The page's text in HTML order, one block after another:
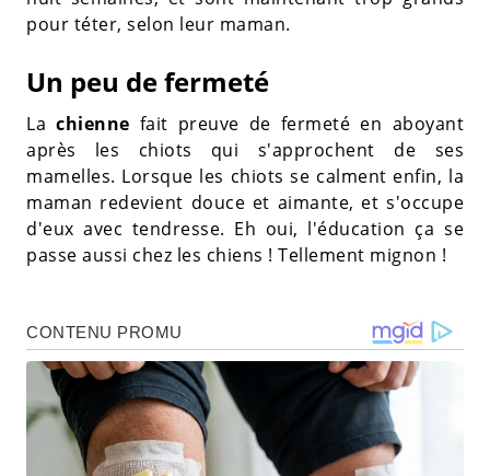
pour téter, selon leur maman.
Un peu de fermeté
Lachienne fait preuve de fermeté en aboyant
après les chiots qui s'approchent de ses
mamelles. Lorsque les chiots se calment enfin, la
maman redevient douce et aimante, et s'occupe
d'eux avec tendresse. Eh oui, l'éducation ça se
passe aussi chez les chiens ! Tellement mignon !